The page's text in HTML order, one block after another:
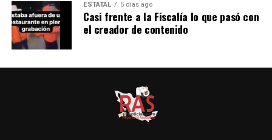
ESTATAL 5 días ago
Casi frente a la Fiscalía lo que pasó con
el creador de contenido